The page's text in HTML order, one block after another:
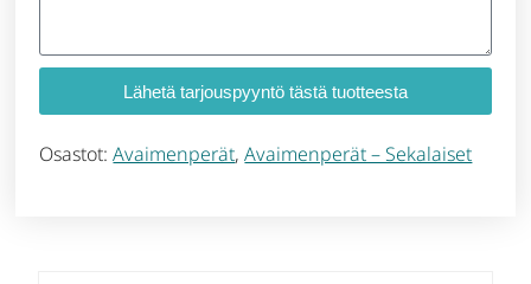
Lähetä tarjouspyyntö tästä tuotteesta
Osastot:Avaimenperät,Avaimenperät – Sekalaiset